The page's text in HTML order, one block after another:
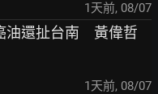
1天前, 08/07
油還扯台南 黃偉哲
1天前, 08/07